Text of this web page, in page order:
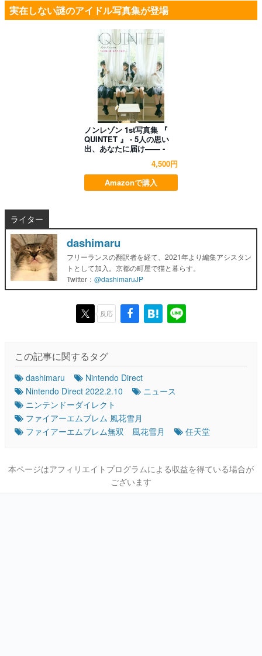
実在しない謎のアイドル写真集が登場
ノンレゾン 1st写真集 『
QUINTET 』 - 5人の思い
出、あなたに届け―― -
4,500円
Amazonで購入
ライター
dashimaru
フリーランスの翻訳者を経て、2021年より編集アシスタン
トとして加入。京都の町屋で猫と暮らす。
Twitter： @dashimaruJP
反応
この記事に関するタグ
dashimaru
Nintendo Direct
Nintendo Direct 2022.2.10
ニュース
ニンテンドーダイレクト
ファイアーエムブレム 風花雪月
ファイアーエムブレム無双 風花雪月
任天堂
本ページはアフィリエイトプログラムによる収益を得ている場合が
ございます